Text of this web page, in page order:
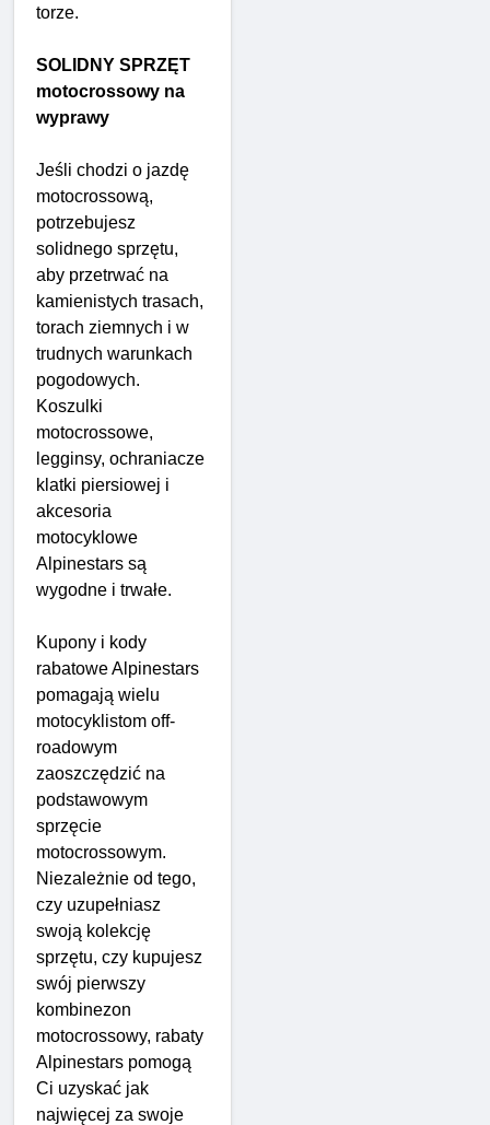
torze.
SOLIDNY ​​SPRZĘT
motocrossowy na
wyprawy
Jeśli chodzi o jazdę
motocrossową,
potrzebujesz
solidnego sprzętu,
aby przetrwać na
kamienistych trasach,
torach ziemnych i w
trudnych warunkach
pogodowych.
Koszulki
motocrossowe,
legginsy, ochraniacze
klatki piersiowej i
akcesoria
motocyklowe
Alpinestars są
wygodne i trwałe.
Kupony i kody
rabatowe Alpinestars
pomagają wielu
motocyklistom off-
roadowym
zaoszczędzić na
podstawowym
sprzęcie
motocrossowym.
Niezależnie od tego,
czy uzupełniasz
swoją kolekcję
sprzętu, czy kupujesz
swój pierwszy
kombinezon
motocrossowy, rabaty
Alpinestars pomogą
Ci uzyskać jak
najwięcej za swoje